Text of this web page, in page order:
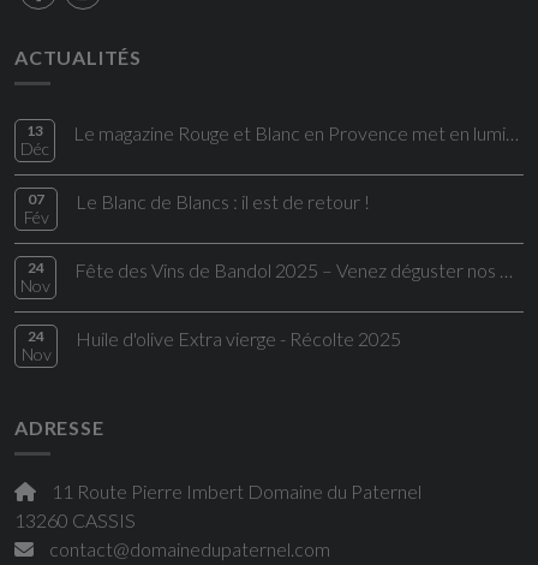
ACTUALITÉS
13
Déc
Le magazine Rouge et Blanc en Provence met en lumière une cuvée du Domaine du Paternel
07
Fév
Le Blanc de Blancs : il est de retour !
24
Nov
Fête des Vins de Bandol 2025 – Venez déguster nos Bandol rouges d’exception
24
Nov
Huile d'olive Extra vierge - Récolte 2025
ADRESSE
11 Route Pierre Imbert Domaine du Paternel
13260 CASSIS
contact@domainedupaternel.com